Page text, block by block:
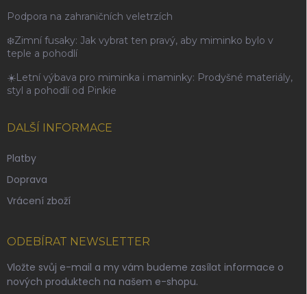
Podpora na zahraničních veletrzích
❄️Zimní fusaky: Jak vybrat ten pravý, aby miminko bylo v
teple a pohodlí
☀️Letní výbava pro miminka i maminky: Prodyšné materiály,
styl a pohodlí od Pinkie
DALŠÍ INFORMACE
Platby
Doprava
Vrácení zboží
ODEBÍRAT NEWSLETTER
Vložte svůj e-mail a my vám budeme zasílat informace o
nových produktech na našem e-shopu.